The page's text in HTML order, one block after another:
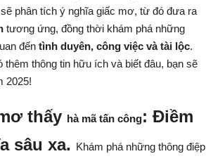
phân tích ý nghĩa giấc mơ, từ đó đưa ra
tương ứng, đồng thời khám phá những
đến tình duyên, công việc và tài lộc.
thêm thông tin hữu ích và biết đâu, bạn sẽ
2025!
thấy hà mã tấn công: Điềm
sâu xa. Khám phá những thông điệp